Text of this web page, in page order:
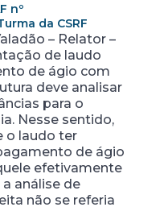
nº
da CSRF
– Relator –
de laudo
de ágio com
deve analisar
para o
Nesse sentido,
o laudo ter
de ágio
efetivamente
análise de
não se referia